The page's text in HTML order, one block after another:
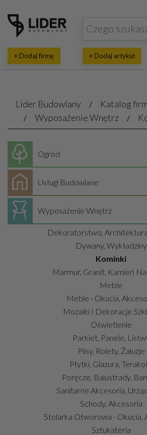
+ Dodaj firmę + Dodaj artykuł
Lider Budowlany
Katalog firm
Wyposażenie Wnętrz
Ogród
Usługi Budowlane
Wyposażenie Wnętrz
Dekoratorstwo,
Dywany, Wykładziny
Kominki
Marmur, Granit, Kamień
Meble
Meble - Okucia,
Mozaiki I Dekoracje
Oświetlenie
Parkiet, Panele,
Plisy, Rolety, Żaluzje
Płytki, Glazura,
Poręcze, Balustrady,
Sanitarne Akcesoria,
Schody, Akcesoria
Stolarka Otworowa - Okucia,
Sztukateria